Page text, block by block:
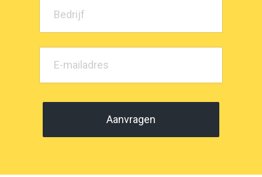
Aanvragen